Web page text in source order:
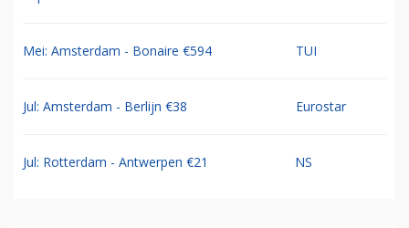
Mei: Amsterdam - Bonaire €594 TUI
Jul: Amsterdam - Berlijn €38 Eurostar
Jul: Rotterdam - Antwerpen €21 NS